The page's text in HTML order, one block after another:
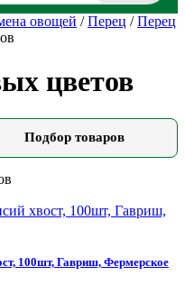
овощей /Перец /Перец
цветов
Подбор товаров
100шт, Гавриш, Фермерское